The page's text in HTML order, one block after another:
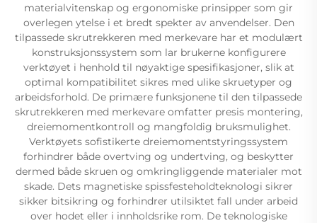
materialvitenskap og ergonomiske prinsipper som gir
overlegen ytelse i et bredt spekter av anvendelser. Den
tilpassede skrutrekkeren med merkevare har et modulært
konstruksjonssystem som lar brukerne konfigurere
verktøyet i henhold til nøyaktige spesifikasjoner, slik at
optimal kompatibilitet sikres med ulike skruetyper og
arbeidsforhold. De primære funksjonene til den tilpassede
skrutrekkeren med merkevare omfatter presis montering,
dreiemomentkontroll og mangfoldig bruksmulighet.
Verktøyets sofistikerte dreiemomentstyringssystem
forhindrer både overtving og undertving, og beskytter
dermed både skruen og omkringliggende materialer mot
skade. Dets magnetiske spissfesteholdteknologi sikrer
sikker bitsikring og forhindrer utilsiktet fall under arbeid
over hodet eller i innholdsrike rom. De teknologiske